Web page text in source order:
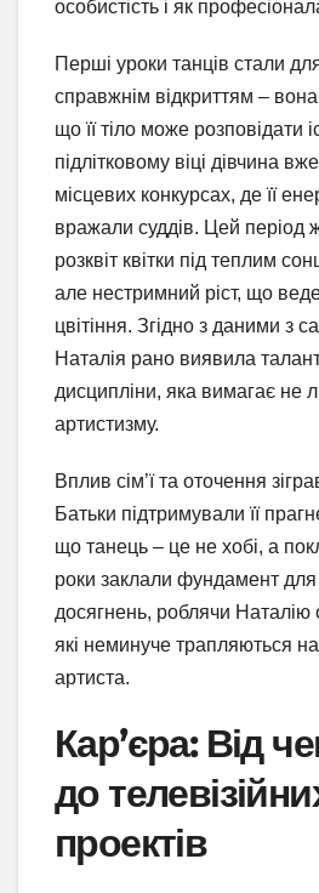
особистість і як
Перші уроки танців стали
справжнім відкриттям –
що її тіло може розповідати
підлітковому віці дівчина
місцевих конкурсах, де її
вражали суддів. Цей період
розквіт квітки під теплим
але нестримний ріст, що
цвітіння. Згідно з даними з
Наталія рано виявила
дисципліни, яка вимагає не
артистизму.
Вплив сім’ї та оточення
Батьки підтримували її
що танець – це не хобі, а
роки заклали фундамент для
досягнень, роблячи Наталію
які неминуче трапляються
артиста.
Кар’єра: Від
до
проектів